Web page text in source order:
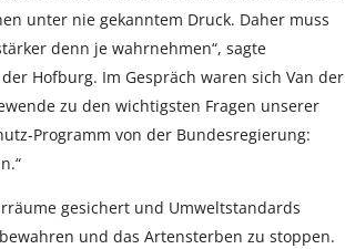
unter nie gekanntem Druck. Daher muss
denn je wahrnehmen“, sagte
Hofburg. Im Gespräch waren sich Van der
zu den wichtigsten Fragen unserer
Programm von der Bundesregierung:
gesichert und Umweltstandards
und das Artensterben zu stoppen.